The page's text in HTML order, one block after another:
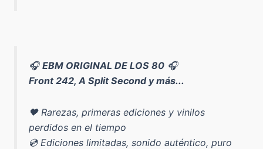
🎧EBM ORIGINAL DE LOS 80 🎧
Front 242, A Split Second y más...
🖤 Rarezas, primeras ediciones y vinilos
perdidos en el tiempo
💿 Ediciones limitadas, sonido auténtico, puro